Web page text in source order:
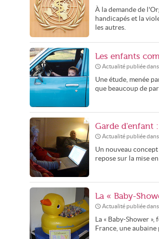
À la demande de
handicapés et la
les autres.
Les enfants
Actualité publiée
Une étude, menée
que beaucoup de
Garde d'enfant
Actualité publiée
Un nouveau
repose sur la mise
La « Baby-
Actualité publiée
La « Baby-Shower
France, une